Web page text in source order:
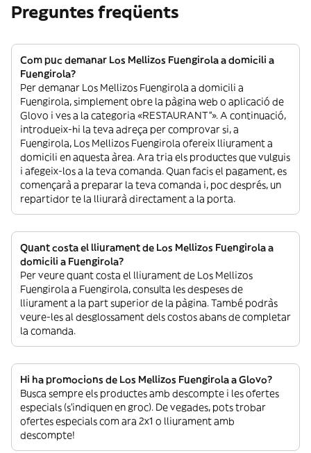
Preguntes freqüents
Com puc demanar Los Mellizos Fuengirola a domicili a
Fuengirola?
Per demanar Los Mellizos Fuengirola a domicili a
Fuengirola, simplement obre la pàgina web o aplicació de
Glovo i ves a la categoria «RESTAURANT”». A continuació,
introdueix-hi la teva adreça per comprovar si, a
Fuengirola, Los Mellizos Fuengirola ofereix lliurament a
domicili en aquesta àrea. Ara tria els productes que vulguis
i afegeix-los a la teva comanda. Quan facis el pagament, es
començarà a preparar la teva comanda i, poc després, un
repartidor te la lliurarà directament a la porta.
Quant costa el lliurament de Los Mellizos Fuengirola a
domicili a Fuengirola?
Per veure quant costa el lliurament de Los Mellizos
Fuengirola a Fuengirola, consulta les despeses de
lliurament a la part superior de la pàgina. També podràs
veure-les al desglossament dels costos abans de completar
la comanda.
Hi ha promocions de Los Mellizos Fuengirola a Glovo?
Busca sempre els productes amb descompte i les ofertes
especials (s’indiquen en groc). De vegades, pots trobar
ofertes especials com ara 2x1 o lliurament amb
descompte!